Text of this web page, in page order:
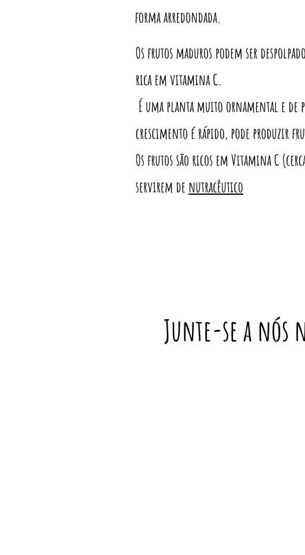
forma arredondada.
Os frutos maduros podem ser
rica em vitamina C.
É uma planta muito ornamental e de
crescimento é rápido, pode produzir
Os frutos são ricos em Vitamina C
servirem de nutracêutico
Junte-se a nós